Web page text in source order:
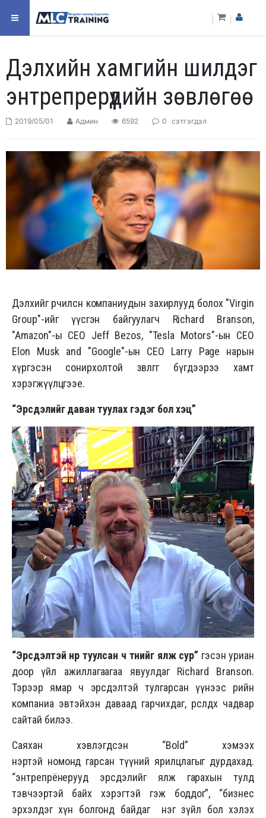
Дэлхийн хамгийн шилдэг
энтрепрерүүдийн зөвлөгөө
2019/05/01 Админ 6592 0 сэтгэгдэл
Дэлхийг өөрчилсөн компаниудын захирлууд болох "Virgin
Group"-ийг үүсгэн байгуулагч Richard Branson,
"Amazon"-ы CEO Jeff Bezos, "Tesla Motors"-ын CEO
Elon Musk and "Google"-ын CEO Larry Page нарын
хүргэсэн сонирхолтой зөвлөгөөг бүгдээрээ хамт
хэрэгжүүлцгээе.
“Эрсдэлийг даван туулах гэдэг бол хэцүү”
“Эрсдэлтэй нүүр туулсан ч түүнийг ялж сур” гэсэн уриан
доор үйл ажиллагаагаа явуулдаг Richard Branson.
Тэрээр ямар ч эрсдэлтэй тулгарсан үүнээс өөрийн
компаниа эвтэйхэн даваадгарчихдаг, өрсөлдөх чадвар
сайтай билээ.
Саяхан хэвлэгдсэн “Bold” хэмээх
нэртэй номонд гарсан түүний ярилцлагыг дурдахад.
“энтрепрёнерууд эрсдэлийг ялж гарахын тулд
тэвчээртэй байх хэрэгтэй гэж боддог”, “бизнес
эрхэлдэг хүн болгонд байдаг нэг зүйл бол хэлэх